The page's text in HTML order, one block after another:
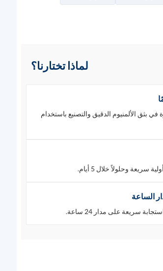
لماذا تختارنا؟
الخبرة في بثق الألمنيوم الدقيق والتصنيع باستخدام
وحلولاً خلال 5 أيام.
الساعة
سريعة على مدار 24 ساعة.